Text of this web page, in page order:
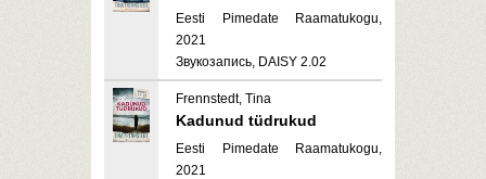
Eesti Pimedate Raamatukogu,
2021
Звукозапись, DAISY 2.02
Frennstedt, Tina
Kadunud tüdrukud
Eesti Pimedate Raamatukogu,
2021